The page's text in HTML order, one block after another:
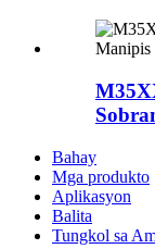
Bahay
Mga produkto
Aplikasyon
Balita
Tungkol sa